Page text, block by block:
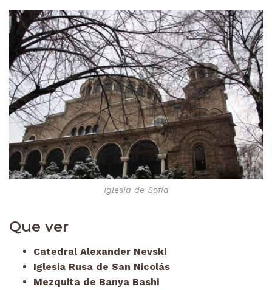
Iglesia de Sofía
Que ver
Catedral Alexander Nevski
Iglesia Rusa de San Nicolás
Mezquita de Banya Bashi